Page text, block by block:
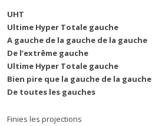
UHT
Ultime Hyper Totale gauche
A gauche de la gauche de la gauche
De l’extrême gauche
Ultime Hyper Totale gauche
Bien pire que la gauche de la gauche
De toutes les gauches
Finies les projections